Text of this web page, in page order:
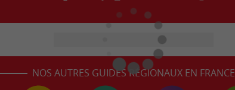
NOS AUTRES GUIDES RÉGIONAUX EN FRANCE